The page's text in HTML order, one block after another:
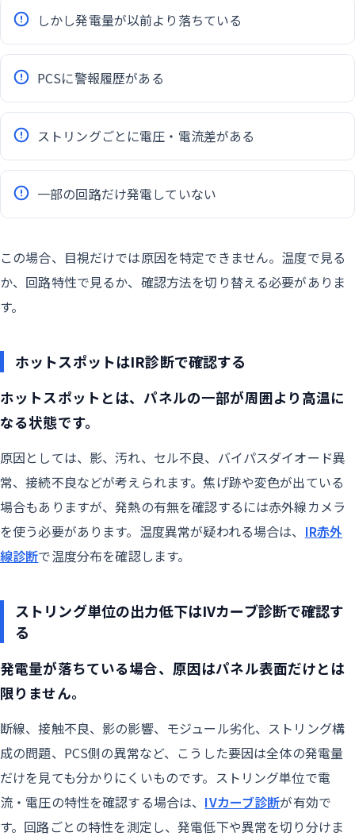
しかし発電量が以前より落ちている
PCSに警報履歴がある
ストリングごとに電圧・電流差がある
一部の回路だけ発電していない
この場合、目視だけでは原因を特定できません。温度で見る
か、回路特性で見るか、確認方法を切り替える必要がありま
す。
ホットスポットはIR診断で確認する
ホットスポットとは、パネルの一部が周囲より高温に
なる状態です。
原因としては、影、汚れ、セル不良、バイパスダイオード異
常、接続不良などが考えられます。焦げ跡や変色が出ている
場合もありますが、発熱の有無を確認するには赤外線カメラ
を使う必要があります。温度異常が疑われる場合は、 IR赤外
線診断で温度分布を確認します。
ストリング単位の出力低下はIVカーブ診断で確認す
る
発電量が落ちている場合、原因はパネル表面だけとは
限りません。
断線、接触不良、影の影響、モジュール劣化、ストリング構
成の問題、PCS側の異常など、こうした要因は全体の発電量
だけを見ても分かりにくいものです。ストリング単位で電
流・電圧の特性を確認する場合は、 IVカーブ診断が有効で
す。回路ごとの特性を測定し、発電低下や異常を切り分けま